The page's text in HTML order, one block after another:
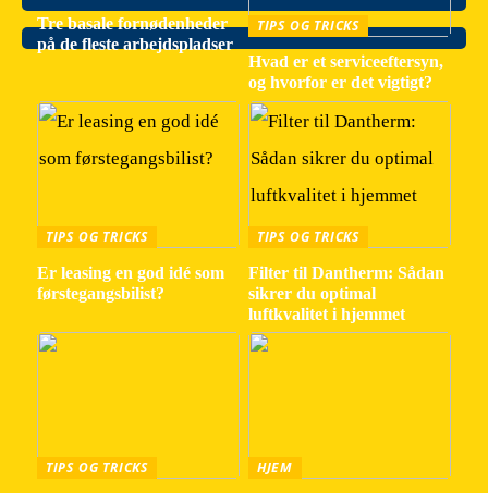
Tre basale fornødenheder
på de fleste arbejdspladser
TIPS OG TRICKS
Hvad er et serviceeftersyn,
og hvorfor er det vigtigt?
TIPS OG TRICKS
Er leasing en god idé som
førstegangsbilist?
TIPS OG TRICKS
Filter til Dantherm: Sådan
sikrer du optimal
luftkvalitet i hjemmet
TIPS OG TRICKS
HJEM